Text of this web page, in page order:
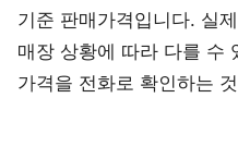
기준 판매가격입니다. 실
매장 상황에 따라 다를 수
가격을 전화로 확인하는